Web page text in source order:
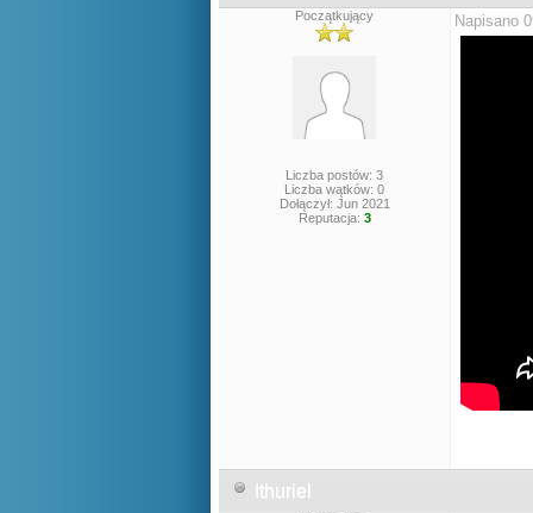
Początkujący
Liczba postów: 3
Liczba wątków: 0
Dołączył: Jun 2021
Reputacja: 3
Napisano
Ithuriel